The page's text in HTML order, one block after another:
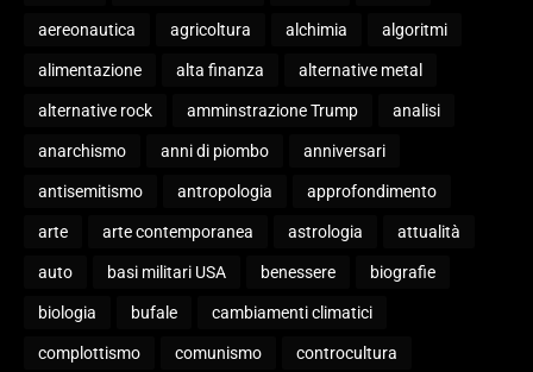
aereonautica agricoltura alchimia algoritmi
alimentazione alta finanza alternative metal
alternative rock amminstrazione Trump analisi
anarchismo anni di piombo anniversari
antisemitismo antropologia approfondimento
arte arte contemporanea astrologia attualità
auto basi militari USA benessere biografie
biologia bufale cambiamenti climatici
complottismo comunismo controcultura